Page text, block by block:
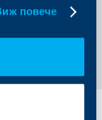
повече